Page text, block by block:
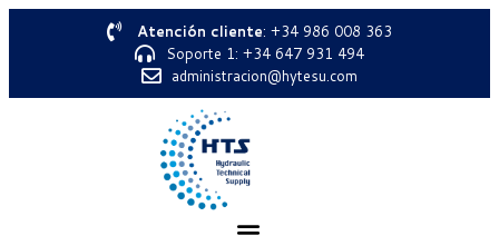
Atención cliente: +34 986 008 363
Soporte 1: +34 647 931 494
administracion@hytesu.com